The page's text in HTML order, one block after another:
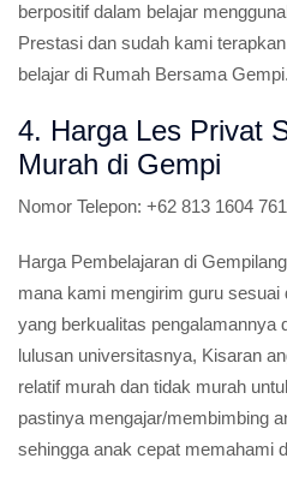
berpositif dalam belajar
Prestasi dan sudah kami
belajar di Rumah Bersama Gempi.
4. Harga Les Privat
Murah di Gempi
Nomor Telepon: +62 813 1604
Harga Pembelajaran di
mana kami mengirim guru
yang berkualitas pengalamannya
lulusan universitasnya, Kisaran
relatif murah dan tidak murah
pastinya mengajar/membimbing
sehingga anak cepat memahami